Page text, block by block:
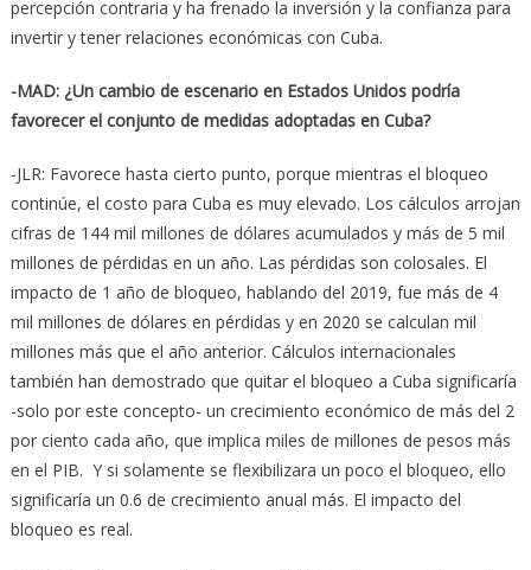
percepción contraria y ha frenado la inversión y la confianza para
invertir y tener relaciones económicas con Cuba.
-MAD: ¿Un cambio de escenario en Estados Unidos podría
favorecer el conjunto de medidas adoptadas en Cuba?
-JLR: Favorece hasta cierto punto, porque mientras el bloqueo
continúe, el costo para Cuba es muy elevado. Los cálculos arrojan
cifras de 144 mil millones de dólares acumulados y más de 5 mil
millones de pérdidas en un año. Las pérdidas son colosales. El
impacto de 1 año de bloqueo, hablando del 2019, fue más de 4
mil millones de dólares en pérdidas y en 2020 se calculan mil
millones más que el año anterior. Cálculos internacionales
también han demostrado que quitar el bloqueo a Cuba significaría
-solo por este concepto- un crecimiento económico de más del 2
por ciento cada año, que implica miles de millones de pesos más
en el PIB. Y si solamente se flexibilizara un poco el bloqueo, ello
significaría un 0.6 de crecimiento anual más. El impacto del
bloqueo es real.